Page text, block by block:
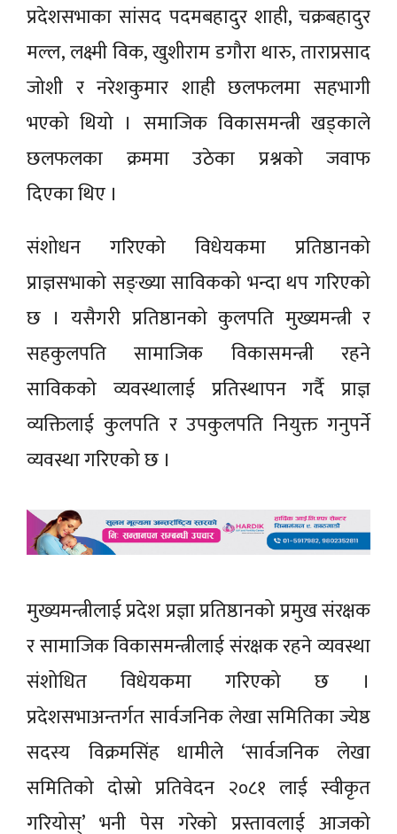
प्रदेशसभाका सांसद पदमबहादुर शाही, चक्रबहादुर
मल्ल, लक्ष्मी विक, खुशीराम डगौरा थारु, ताराप्रसाद
जोशी र नरेशकुमार शाही छलफलमा सहभागी
भएको थियो । समाजिक विकासमन्त्री खड्काले
छलफलका क्रममा उठेका प्रश्नको जवाफ
दिएका थिए ।
संशोधन गरिएको विधेयकमा प्रतिष्ठानको
प्राज्ञसभाको सङ्ख्या साविकको भन्दा थप गरिएको
छ । यसैगरी प्रतिष्ठानको कुलपति मुख्यमन्त्री र
सहकुलपति सामाजिक विकासमन्त्री रहने
साविकको व्यवस्थालाई प्रतिस्थापन गर्दै प्राज्ञ
व्यक्तिलाई कुलपति र उपकुलपति नियुक्त गनुपर्ने
व्यवस्था गरिएको छ ।
मुख्यमन्त्रीलाई प्रदेश प्रज्ञा प्रतिष्ठानको प्रमुख संरक्षक
र सामाजिक विकासमन्त्रीलाई संरक्षक रहने व्यवस्था
संशोधित विधेयकमा गरिएको छ ।
प्रदेशसभाअन्तर्गत सार्वजनिक लेखा समितिका ज्येष्ठ
सदस्य विक्रमसिंह धामीले ‘सार्वजनिक लेखा
समितिको दोस्रो प्रतिवेदन २०८१ लाई स्वीकृत
गरियोस्’ भनी पेस गरेको प्रस्तावलाई आजको